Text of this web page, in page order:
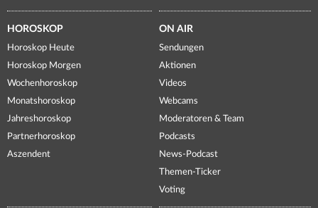
HOROSKOP
Horoskop Heute
Horoskop Morgen
Wochenhoroskop
Monatshoroskop
Jahreshoroskop
Partnerhoroskop
Aszendent
ON AIR
Sendungen
Aktionen
Videos
Webcams
Moderatoren & Team
Podcasts
News-Podcast
Themen-Ticker
Voting